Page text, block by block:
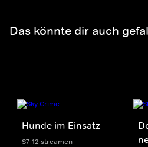
Das könnte dir auch
Hunde im Einsatz
S7-12 streamen